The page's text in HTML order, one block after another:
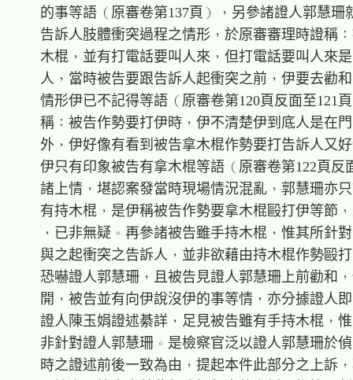
的事等語（原審卷第137頁），另參諸證人郭慧珊
告訴人肢體衝突過程之情形，於原審審理時證稱
木棍，並有打電話要叫人來，但打電話要叫人來
人，當時被告要跟告訴人起衝突之前，伊要去勸
情形伊已不記得等語（原審卷第120頁反面至121
稱：被告作勢要打伊時，伊不清楚伊到底人是在
外，伊好像有看到被告拿木棍作勢要打告訴人又
伊只有印象被告有拿木棍等語（原審卷第122頁反
諸上情，堪認案發當時現場情況混亂，郭慧珊亦
有持木棍，是伊稱被告作勢要拿木棍毆打伊等節
，已非無疑。再參諸被告雖手持木棍，惟其所針
與之起衝突之告訴人，並非欲藉由持木棍作勢毆
恐嚇證人郭慧珊，且被告見證人郭慧珊上前勸和
開，被告並有向伊說沒伊的事等情，亦分據證人
證人陳玉娟證述綦詳，足見被告雖有手持木棍，
非針對證人郭慧珊。是檢察官泛以證人郭慧珊於
時之證述前後一致為由，提起本件此部分之上訴